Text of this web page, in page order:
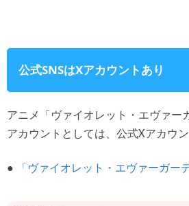
公式SNSはXアカウントあり
アニメ「ヴァイオレット・エヴァー
アカウントとしては、公式Xアカウン
● 「ヴァイオレット・エヴァーガー